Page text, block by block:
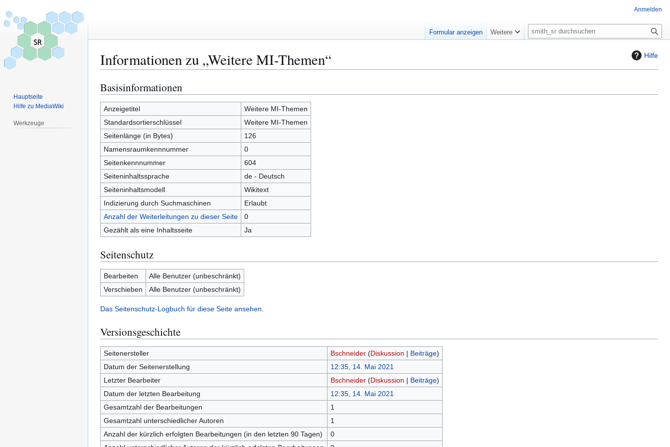
Hilfe
Informationen zu „Weitere MI-Themen“
Zur
Navigation
springen
Zur
Suche
springen
Basisinformationen
Anzeigetitel
Weitere MI-Themen
Standardsortierschlüssel
Weitere MI-Themen
Seitenlänge (in Bytes)
126
Namensraumkennnummer
0
Seitenkennnummer
604
Seiteninhaltssprache
de - Deutsch
Seiteninhaltsmodell
Wikitext
Indizierung durch Suchmaschinen
Erlaubt
Anzahl der Weiterleitungen zu dieser Seite
0
Gezählt als eine Inhaltsseite
Ja
Seitenschutz
Bearbeiten
Alle Benutzer (unbeschränkt)
Verschieben
Alle Benutzer (unbeschränkt)
Das Seitenschutz-Logbuch für diese Seite ansehen.
Versionsgeschichte
Seitenersteller Bschneider (Diskussion | Beiträge)
Datum der Seitenerstellung
12:35, 14. Mai 2021
Letzter Bearbeiter
Bschneider (Diskussion | Beiträge)
Datum der letzten Bearbeitung
12:35, 14. Mai 2021
Gesamtzahl der Bearbeitungen
1
Gesamtzahl unterschiedlicher Autoren
1
Anzahl der kürzlich erfolgten Bearbeitungen (in den letzten 90 Tagen)
0
Anmelden
Formular anzeigen Weitere
S
u
e
Hauptseite
Hilfe zu MediaWiki
Werkzeuge